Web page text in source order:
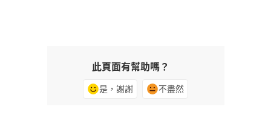
此頁面有幫助嗎？
是，謝謝 不盡然